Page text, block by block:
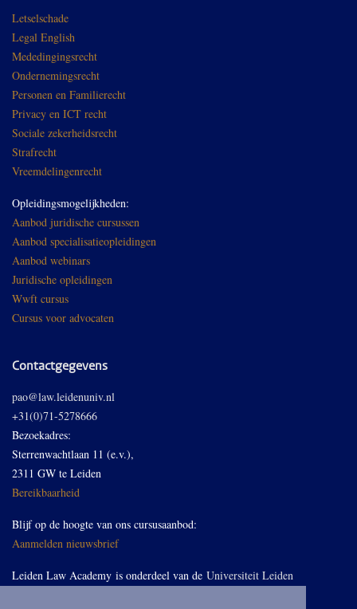
Letselschade
Legal English
Mededingingsrecht
Ondernemingsrecht
Personen en Familierecht
Privacy en ICT recht
Sociale zekerheidsrecht
Strafrecht
Vreemdelingenrecht
Opleidingsmogelijkheden:
Aanbod juridische cursussen
Aanbod specialisatieopleidingen
Aanbod webinars
Juridische opleidingen
Wwft cursus
Cursus voor advocaten
Contactgegevens
pao@law.leidenuniv.nl
+31(0)71-5278666
Bezoekadres:
Sterrenwachtlaan 11 (e.v.),
2311 GW te Leiden
Bereikbaarheid
Blijf op de hoogte van ons cursusaanbod:
Aanmelden nieuwsbrief
Leiden Law Academy is onderdeel van de Universiteit Leiden